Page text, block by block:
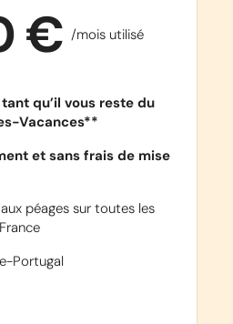
€ /mois utilisé
qu’il vous reste du
Vacances**
et sans frais de mise
péages sur toutes les
Portugal